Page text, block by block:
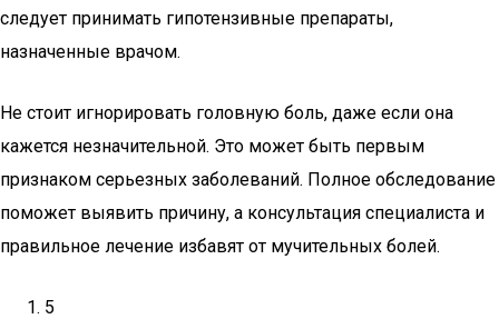
следует принимать гипотензивные препараты,
назначенные врачом.
Не стоит игнорировать головную боль, даже если она
кажется незначительной. Это может быть первым
признаком серьезных заболеваний. Полное обследование
поможет выявить причину, а консультация специалиста и
правильное лечение избавят от мучительных болей.
5